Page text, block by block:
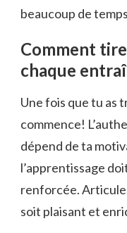
beaucoup de
Comment
chaque
Une fois que tu as
commence!
dépend de ta
l’apprentissage
renforcée.
soit plaisant et